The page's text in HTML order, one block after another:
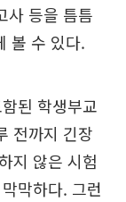
사 등을 틈틈
볼 수 있다.
된 학생부교
전까지 긴장
지 않은 시험
막하다. 그런